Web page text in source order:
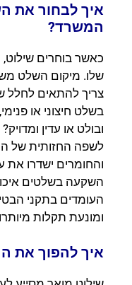
איך לבחור את
המשרד?
כאשר בוחרים
שלו. מיקום השלט
צריך להתאים לחלל
בשלט חיצוני או
ובולט או עדין
לשפה החזותית של
והחומרים ישדרו את
השקעה בשלטים
העומדים בתקני
ומונעת תקלות
איך להפוך את